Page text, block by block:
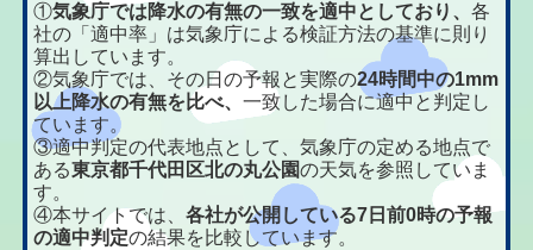
①気象庁では降水の有無の一致を適中としており、各
社の「適中率」は気象庁による検証方法の基準に則り
算出しています。
②気象庁では、その日の予報と実際の24時間中の1mm
以上降水の有無を比べ、一致した場合に適中と判定し
ています。
③適中判定の代表地点として、気象庁の定める地点で
ある東京都千代田区北の丸公園の天気を参照していま
す。
④本サイトでは、各社が公開している7日前0時の予報
の適中判定の結果を比較しています。